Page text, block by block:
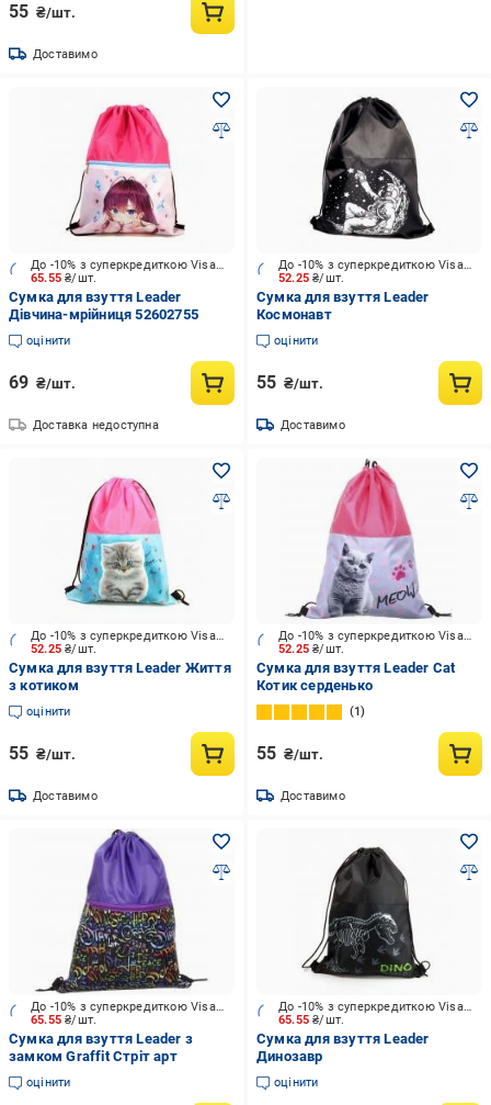
55 ₴/шт.
Доставимо
65.55₴/шт.
До -10% з суперкредиткою Visa Вигода
Сумка для взуття Leader
Дівчина-мрійниця 52602755
оцінити
69 ₴/шт.
Доставка недоступна
52.25₴/шт.
До -10% з суперкредиткою Visa Вигода
Сумка для взуття Leader
Космонавт
оцінити
55 ₴/шт.
Доставимо
52.25₴/шт.
До -10% з суперкредиткою Visa Вигода
Сумка для взуття Leader Життя
з котиком
оцінити
55 ₴/шт.
Доставимо
52.25₴/шт.
До -10% з суперкредиткою Visa Вигода
Сумка для взуття Leader Cat
Котик серденько
1
55 ₴/шт.
Доставимо
65.55₴/шт.
До -10% з суперкредиткою Visa Вигода
Сумка для взуття Leader з
замком Graffit Стріт арт
оцінити
65.55₴/шт.
До -10% з суперкредиткою Visa Вигода
Сумка для взуття Leader
Динозавр
оцінити